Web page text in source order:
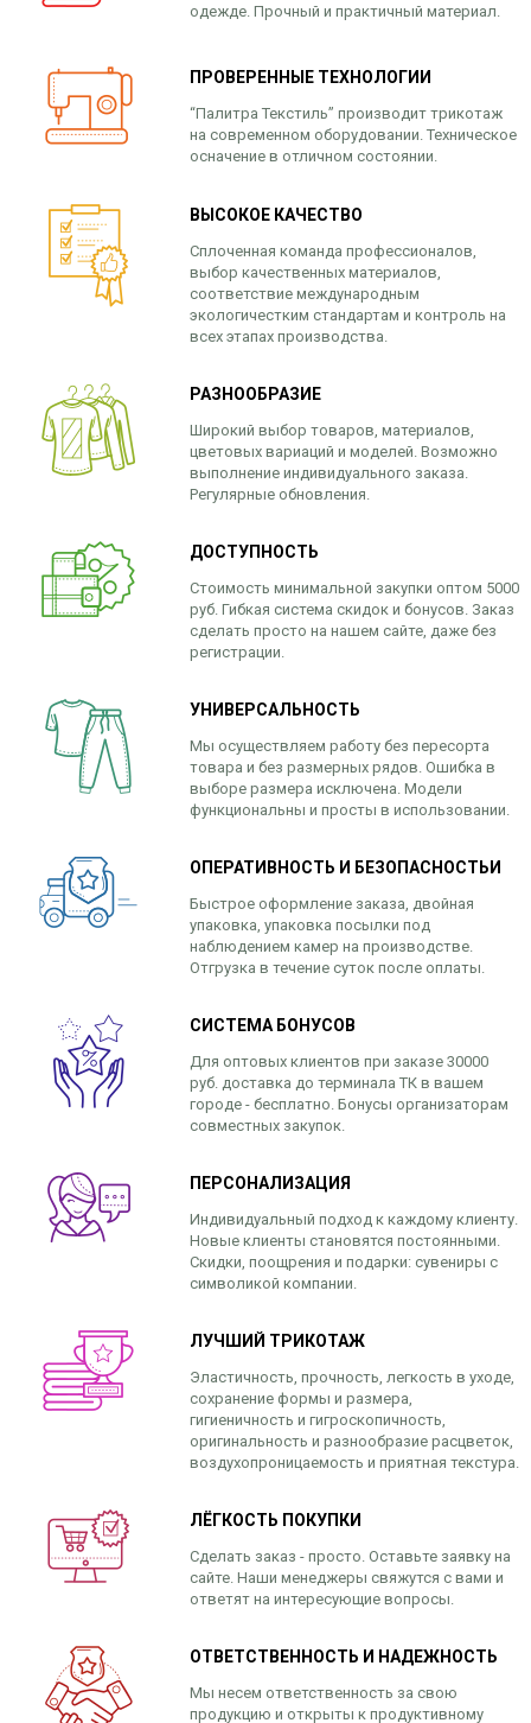
одежде. Прочный и практичный материал.
ПРОВЕРЕННЫЕ ТЕХНОЛОГИИ
“Палитра Текстиль” производит трикотаж
на современном оборудовании. Техническое
осначение в отличном состоянии.
ВЫСОКОЕ КАЧЕСТВО
Сплоченная команда профессионалов,
выбор качественных материалов,
соответствие международным
экологичестким стандартам и контроль на
всех этапах производства.
РАЗНООБРАЗИЕ
Широкий выбор товаров, материалов,
цветовых вариаций и моделей. Возможно
выполнение индивидуального заказа.
Регулярные обновления.
ДОСТУПНОСТЬ
Стоимость минимальной закупки оптом 5000
руб. Гибкая система скидок и бонусов. Заказ
сделать просто на нашем сайте, даже без
регистрации.
УНИВЕРСАЛЬНОСТЬ
Мы осуществляем работу без пересорта
товара и без размерных рядов. Ошибка в
выборе размера исключена. Модели
функциональны и просты в использовании.
ОПЕРАТИВНОСТЬ И БЕЗОПАСНОСТЬИ
Быстрое оформление заказа, двойная
упаковка, упаковка посылки под
наблюдением камер на производстве.
Отгрузка в течение суток после оплаты.
СИСТЕМА БОНУСОВ
Для оптовых клиентов при заказе 30000
руб. доставка до терминала ТК в вашем
городе - бесплатно. Бонусы организаторам
совместных закупок.
ПЕРСОНАЛИЗАЦИЯ
Индивидуальный подход к каждому клиенту.
Новые клиенты становятся постоянными.
Скидки, поощрения и подарки: сувениры с
символикой компании.
ЛУЧШИЙ ТРИКОТАЖ
Эластичность, прочность, легкость в уходе,
сохранение формы и размера,
гигиеничность и гигроскопичность,
оригинальность и разнообразие расцветок,
воздухопроницаемость и приятная текстура.
ЛЁГКОСТЬ ПОКУПКИ
Сделать заказ - просто. Оставьте заявку на
сайте. Наши менеджеры свяжутся с вами и
ответят на интересующие вопросы.
ОТВЕТСТВЕННОСТЬ И НАДЕЖНОСТЬ
Мы несем ответственность за свою
продукцию и открыты к продуктивному